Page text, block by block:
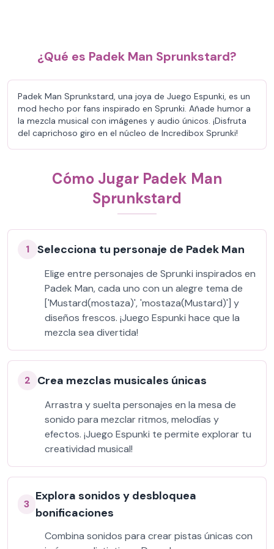
¿Qué es Padek Man Sprunkstard?
Padek Man Sprunkstard, una joya de Juego Espunki, es un
mod hecho por fans inspirado en Sprunki. Añade humor a
la mezcla musical con imágenes y audio únicos. ¡Disfruta
del caprichoso giro en el núcleo de Incredibox Sprunki!
Cómo Jugar Padek Man
Sprunkstard
1 Selecciona tu personaje de Padek Man
Elige entre personajes de Sprunki inspirados en
Padek Man, cada uno con un alegre tema de
['Mustard(mostaza)', 'mostaza(Mustard)'] y
diseños frescos. ¡Juego Espunki hace que la
mezcla sea divertida!
2 Crea mezclas musicales únicas
Arrastra y suelta personajes en la mesa de
sonido para mezclar ritmos, melodías y
efectos. ¡Juego Espunki te permite explorar tu
creatividad musical!
3
Explora sonidos y desbloquea
bonificaciones
Combina sonidos para crear pistas únicas con